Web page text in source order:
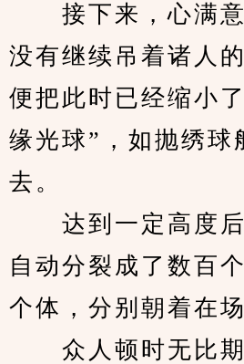
接下来，心满意
没有继续吊着诸人
便把此时已经缩小
缘光球”，如抛绣球
去。
达到一定高度后
自动分裂成了数百
个体，分别朝着在
众人顿时无比期